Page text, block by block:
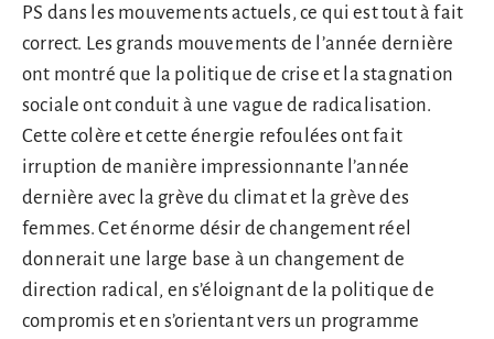
PS dans les mouvements actuels, ce qui est tout à fait
correct. Les grands mouvements de l’année dernière
ont montré que la politique de crise et la stagnation
sociale ont conduit à une vague de radicalisation.
Cette colère et cette énergie refoulées ont fait
irruption de manière impressionnante l’année
dernière avec la grève du climat et la grève des
femmes. Cet énorme désir de changement réel
donnerait une large base à un changement de
direction radical, en s’éloignant de la politique de
compromis et en s’orientant vers un programme